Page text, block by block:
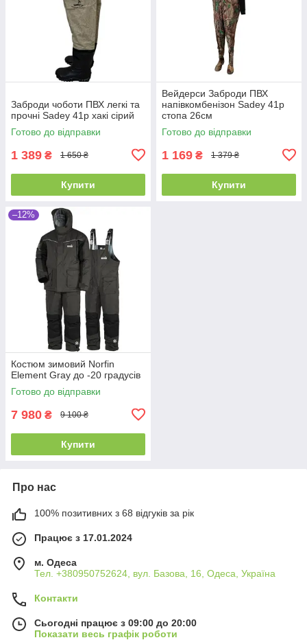
Заброди чоботи ПВХ легкі та
прочні Sadey 41р хакі сірий
Готово до відправки
1 389 ₴ 1 650 ₴
Купити
Вейдерси Заброди ПВХ
напівкомбенізон Sadey 41р
стопа 26см
Готово до відправки
1 169 ₴ 1 379 ₴
Купити
–12%
Костюм зимовий Norfin
Element Gray до -20 градусів
Готово до відправки
7 980 ₴ 9 100 ₴
Купити
Про нас
100% позитивних з 68 відгуків за рік
Працює з 17.01.2024
м. Одеса
Тел. +380950752624, вул. Базова, 16, Одеса, Україна
Контакти
Сьогодні працює з 09:00 до 20:00
Показати весь графік роботи